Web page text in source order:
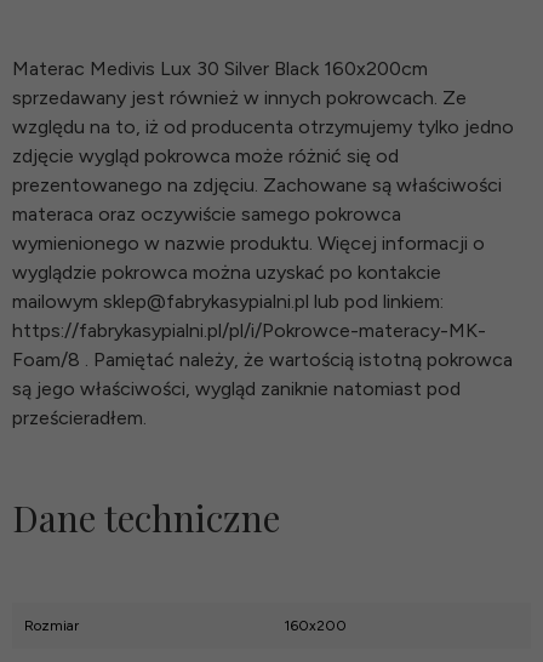
Materac Medivis Lux 30 Silver Black 160x200cm
sprzedawany jest również w innych pokrowcach. Ze
względu na to, iż od producenta otrzymujemy tylko jedno
zdjęcie wygląd pokrowca może różnić się od
prezentowanego na zdjęciu. Zachowane są właściwości
materaca oraz oczywiście samego pokrowca
wymienionego w nazwie produktu. Więcej informacji o
wyglądzie pokrowca można uzyskać po kontakcie
mailowym sklep@fabrykasypialni.pl lub pod linkiem:
https://fabrykasypialni.pl/pl/i/Pokrowce-materacy-MK-
Foam/8 . Pamiętać należy, że wartością istotną pokrowca
są jego właściwości, wygląd zaniknie natomiast pod
prześcieradłem.
Dane techniczne
Rozmiar 160x200